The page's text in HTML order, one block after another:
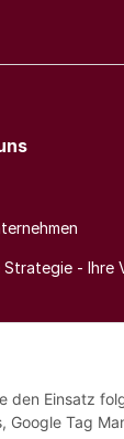
den Einsatz
Tag
Strategie - Ihre